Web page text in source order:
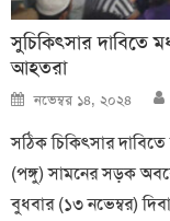
সুচিকিৎসার দাবিতে
আহতরা
Posted
on
নভেম্বর ১৪, ২০২৪
সঠিক চিকিৎসার
(পঙ্গু) সামনের সড়ক
বুধবার (১৩ নভেম্বর)